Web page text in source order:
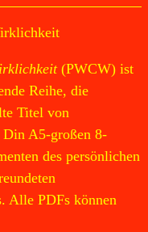
(PWCW) ist
Reihe, die
Titel von
A5-großen 8-
des persönlichen
Alle PDFs können